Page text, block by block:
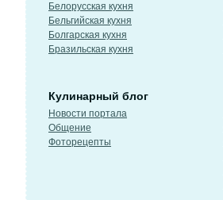
Белорусская кухня
Бельгийская кухня
Болгарская кухня
Бразильская кухня
Кулинарный блог
Новости портала
Общение
Фоторецепты